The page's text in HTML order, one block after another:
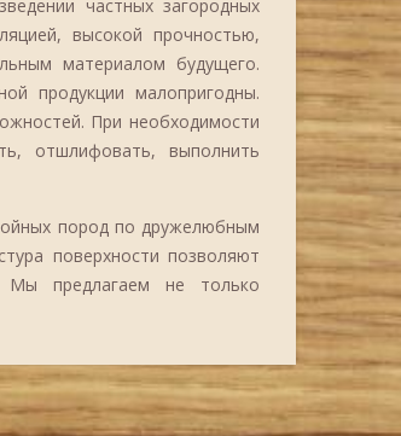
частных загородных
высокой прочностью,
материалом будущего.
продукции малопригодны.
При необходимости
отшлифовать, выполнить
пород по дружелюбным
поверхности позволяют
Мы предлагаем не только